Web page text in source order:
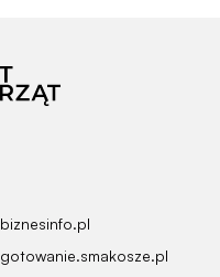
biznesinfo.pl
gotowanie.smakosze.pl